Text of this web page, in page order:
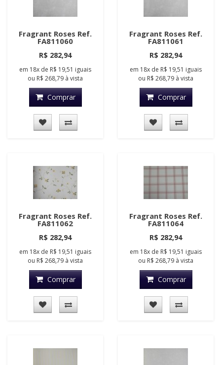
Fragrant Roses Ref.
FA811060
R$ 282,94
em 18x de R$ 19,51 iguais
ou R$ 268,79 à vista
Comprar
Fragrant Roses Ref.
FA811061
R$ 282,94
em 18x de R$ 19,51 iguais
ou R$ 268,79 à vista
Comprar
Fragrant Roses Ref.
FA811062
R$ 282,94
em 18x de R$ 19,51 iguais
ou R$ 268,79 à vista
Comprar
Fragrant Roses Ref.
FA811064
R$ 282,94
em 18x de R$ 19,51 iguais
ou R$ 268,79 à vista
Comprar